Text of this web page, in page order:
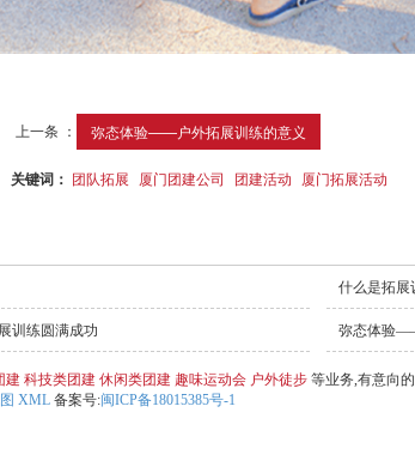
上一条 ： 弥态体验——户外拓展训练的意义
关键词： 团队拓展 厦门团建公司 团建活动 厦门拓展活动
什么是拓展
训练圆满成功 弥态体验
建 科技类团建 休闲类团建 趣味运动会 户外徒步 等业务,有意向
XML 备案号:闽ICP备18015385号-1